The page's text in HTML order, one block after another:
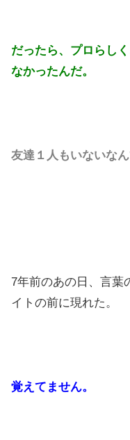
だったら、プロらし
なかったんだ。
友達１人もいないな
7年前のあの日、言葉
イトの前に現れた。
覚えてません。